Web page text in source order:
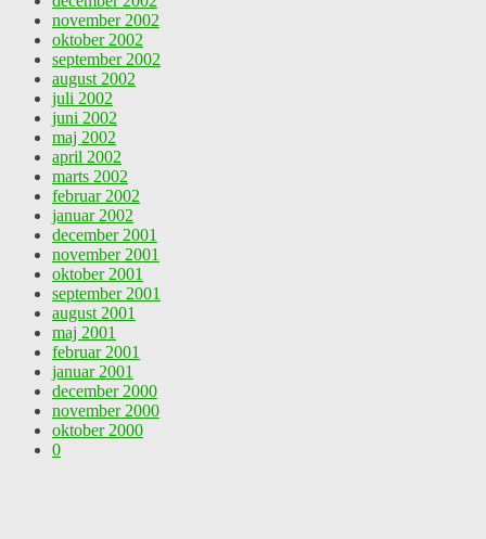
november 2002
oktober 2002
september 2002
august 2002
juli 2002
juni 2002
maj 2002
april 2002
marts 2002
februar 2002
januar 2002
december 2001
november 2001
oktober 2001
september 2001
august 2001
maj 2001
februar 2001
januar 2001
december 2000
november 2000
oktober 2000
0